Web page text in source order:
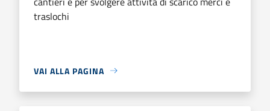
traslochi
VAI ALLA PAGINA